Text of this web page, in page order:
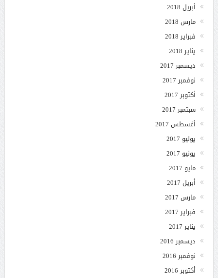
أبريل 2018
مارس 2018
فبراير 2018
يناير 2018
ديسمبر 2017
نوفمبر 2017
أكتوبر 2017
سبتمبر 2017
أغسطس 2017
يوليو 2017
يونيو 2017
مايو 2017
أبريل 2017
مارس 2017
فبراير 2017
يناير 2017
ديسمبر 2016
نوفمبر 2016
أكتوبر 2016